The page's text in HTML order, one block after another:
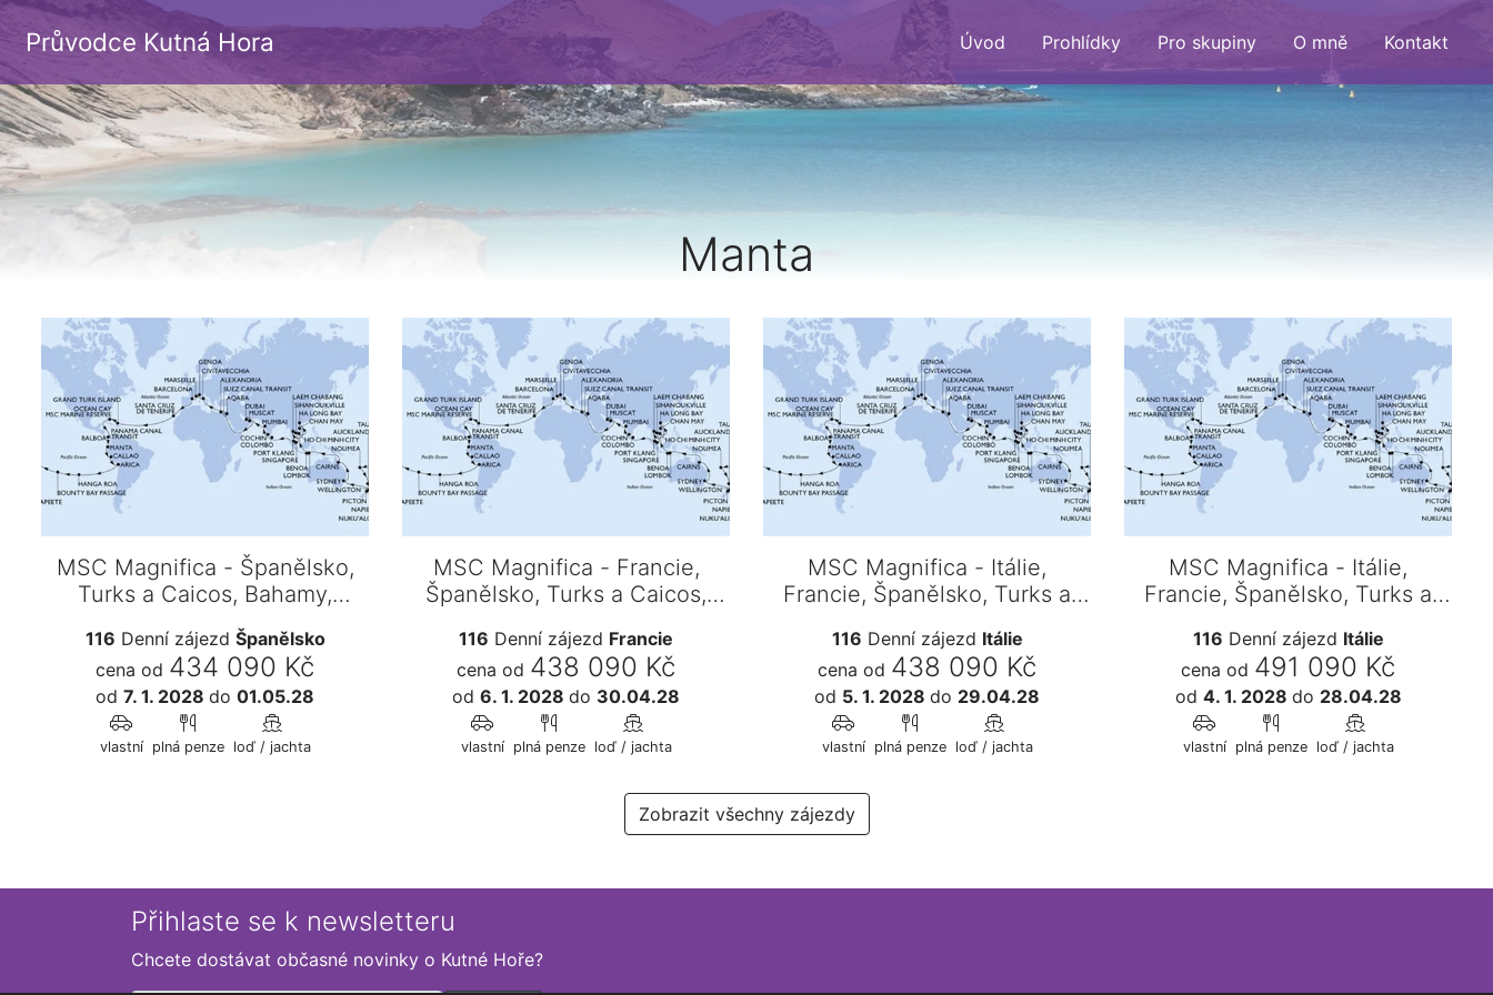
Průvodce Kutná Hora Úvod Prohlídky Pro skupiny O mně Kontakt
Manta
MSC Magnifica - Španělsko,
Turks a Caicos, Bahamy,
116 Denní zájezd Španělsko
cena od 434 090 Kč
od 7. 1. 2028 do 01.05.28
vlastní plná penze loď / jachta
MSC Magnifica - Francie,
Španělsko, Turks a Caicos,
116 Denní zájezd Francie
cena od 438 090 Kč
od 6. 1. 2028 do 30.04.28
vlastní plná penze loď / jachta
MSC Magnifica - Itálie,
Francie, Španělsko, Turks a
116 Denní zájezd Itálie
cena od 438 090 Kč
od 5. 1. 2028 do 29.04.28
vlastní plná penze loď / jachta
MSC Magnifica - Itálie,
Francie, Španělsko, Turks a
116 Denní zájezd Itálie
cena od 491 090 Kč
od 4. 1. 2028 do 28.04.28
vlastní plná penze loď / jachta
Zobrazit všechny zájezdy
Přihlaste se k newsletteru
Chcete dostávat občasné novinky o Kutné Hoře?